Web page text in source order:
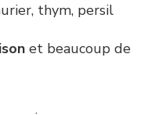
thym, persil
et beaucoup de